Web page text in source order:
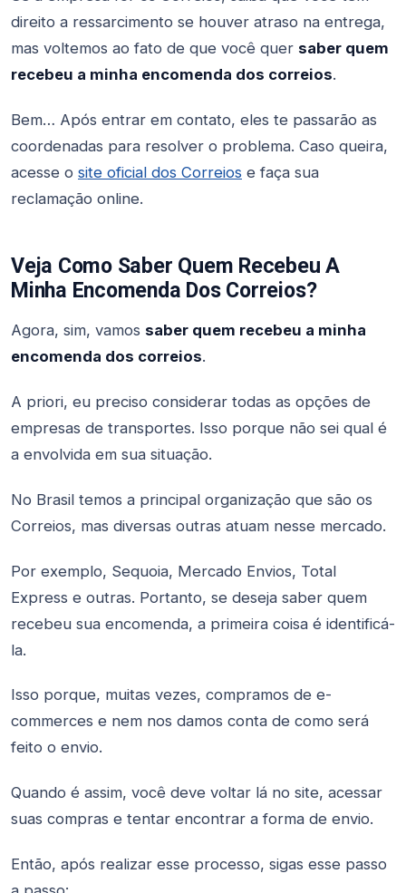
direito a ressarcimento se houver atraso na entrega,
mas voltemos ao fato de que você quer saber quem
recebeu a minha encomenda dos correios.
Bem… Após entrar em contato, eles te passarão as
coordenadas para resolver o problema. Caso queira,
acesse o site oficial dos Correios e faça sua
reclamação online.
Veja Como Saber Quem Recebeu A
Minha Encomenda Dos Correios?
Agora, sim, vamos saber quem recebeu a minha
encomenda dos correios.
A priori, eu preciso considerar todas as opções de
empresas de transportes. Isso porque não sei qual é
a envolvida em sua situação.
No Brasil temos a principal organização que são os
Correios, mas diversas outras atuam nesse mercado.
Por exemplo, Sequoia, Mercado Envios, Total
Express e outras. Portanto, se deseja saber quem
recebeu sua encomenda, a primeira coisa é identificá-
la.
Isso porque, muitas vezes, compramos de e-
commerces e nem nos damos conta de como será
feito o envio.
Quando é assim, você deve voltar lá no site, acessar
suas compras e tentar encontrar a forma de envio.
Então, após realizar esse processo, sigas esse passo